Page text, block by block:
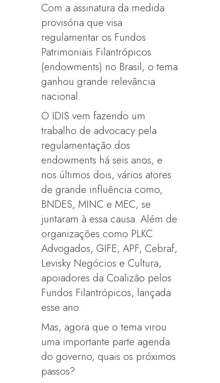
Com a assinatura da medida
provisória que visa
regulamentar os Fundos
Patrimoniais Filantrópicos
(endowments) no Brasil, o tema
ganhou grande relevância
nacional.
O IDIS vem fazendo um
trabalho de advocacy pela
regulamentação dos
endowments há seis anos, e
nos últimos dois, vários atores
de grande influência como,
BNDES, MINC e MEC, se
juntaram à essa causa. Além de
organizações como PLKC
Advogados, GIFE, APF, Cebraf,
Levisky Negócios e Cultura,
apoiadores da Coalizão pelos
Fundos Filantrópicos, lançada
esse ano.
Mas, agora que o tema virou
uma importante parte agenda
do governo, quais os próximos
passos?